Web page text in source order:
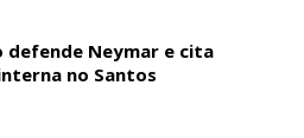
defende Neymar e cita
no Santos